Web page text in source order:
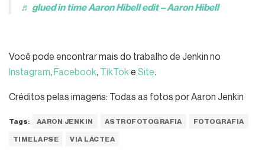
♬ glued in time Aaron Hibell edit – Aaron Hibell
Você pode encontrar mais do trabalho de Jenkin no
Instagram, Facebook, TikToke Site.
Créditos pelas imagens: Todas as fotos por Aaron Jenkin
Tags: AARON JENKIN ASTROFOTOGRAFIA
FOTOGRAFIA
TIMELAPSE
VIA LÁCTEA